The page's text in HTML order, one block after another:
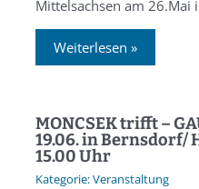
Mittelsachsen am 26.Mai
Weiterlesen »
MONCSEK trifft –
19.06. in
15.00 Uhr
Veranstaltung